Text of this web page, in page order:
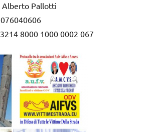
Alberto Pallotti
8000 1000 0002 067